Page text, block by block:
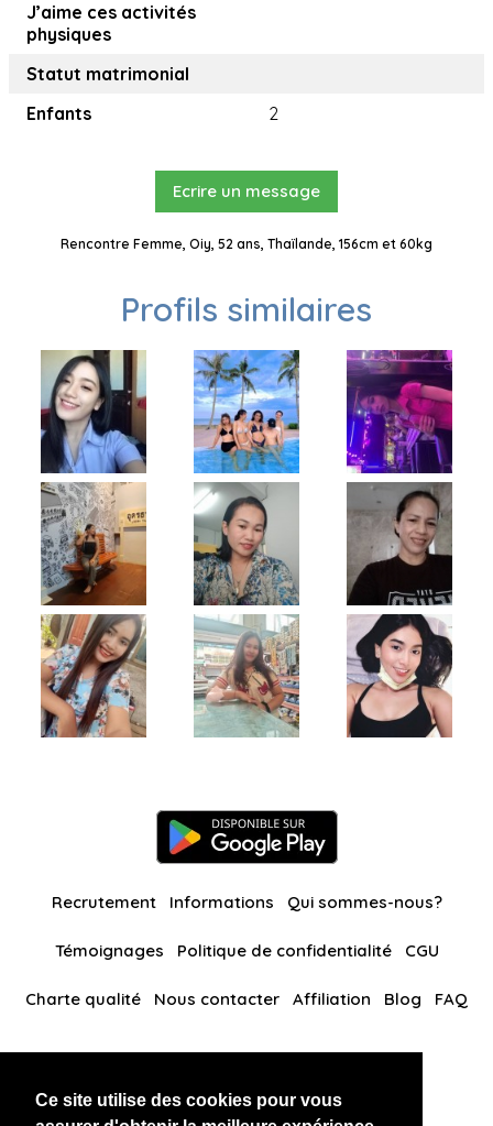
Ce site utilise des cookies pour vous
J’aime ces activités
physiques
Statut matrimonial
Enfants
2
Ecrire un message
Rencontre Femme, Oiy, 52 ans, Thaïlande, 156cm et 60kg
Profils similaires
Recrutement Informations Qui sommes-nous?
Témoignages Politique de confidentialité CGU
Charte qualité Nous contacter Affiliation Blog FAQ
BlackAndBeauties RussianKisses